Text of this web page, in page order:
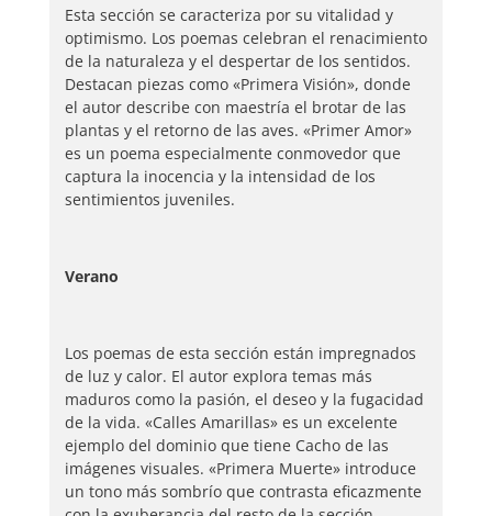
Esta sección se caracteriza por su vitalidad y
optimismo. Los poemas celebran el renacimiento
de la naturaleza y el despertar de los sentidos.
Destacan piezas como «Primera Visión», donde
el autor describe con maestría el brotar de las
plantas y el retorno de las aves. «Primer Amor»
es un poema especialmente conmovedor que
captura la inocencia y la intensidad de los
sentimientos juveniles.
Verano
Los poemas de esta sección están impregnados
de luz y calor. El autor explora temas más
maduros como la pasión, el deseo y la fugacidad
de la vida. «Calles Amarillas» es un excelente
ejemplo del dominio que tiene Cacho de las
imágenes visuales. «Primera Muerte» introduce
un tono más sombrío que contrasta eficazmente